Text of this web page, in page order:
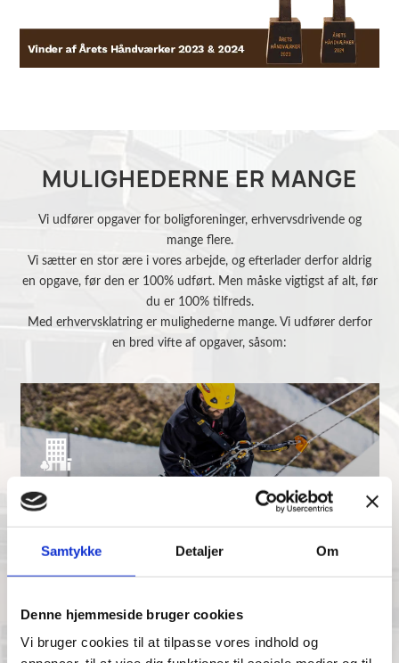
Samtykke Detaljer Om
Denne hjemmeside bruger cookies
Vi bruger cookies til at tilpasse vores indhold og
MULIGHEDERNE ER MANGE
Vi udfører opgaver for boligforeninger, erhvervsdrivende og
mange flere.
Vi sætter en stor ære i vores arbejde, og efterlader derfor aldrig
en opgave, før den er 100% udført. Men måske vigtigst af alt, før
du er 100% tilfreds.
Med erhvervsklatring er mulighederne mange. Vi udfører derfor
en bred vifte af opgaver, såsom:
FUGE­ARBEJDE
TØMRER­ARBEJDE